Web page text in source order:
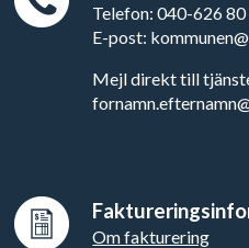
Telefon: 040-626
E-post:
Mejl direkt till
Om fakturering